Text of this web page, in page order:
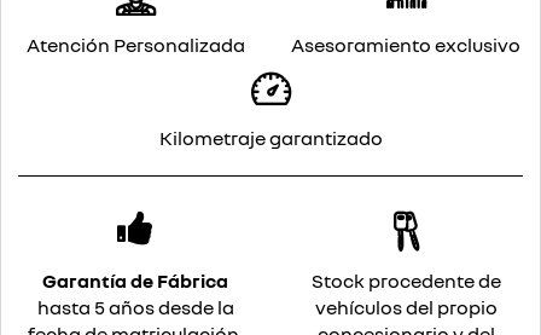
Atención Personalizada Asesoramiento exclusivo
Kilometraje garantizado
Garantía de Fábrica
hasta 5 años desde la
Stock procedente de
vehículos del propio